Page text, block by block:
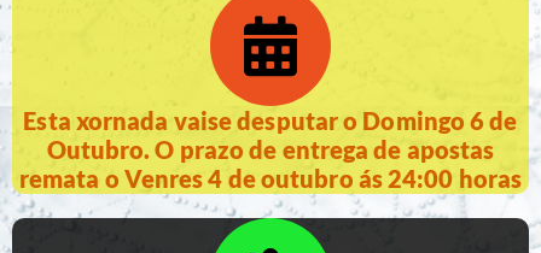
Esta xornada vaise desputar o Domingo 6 de
Outubro. O prazo de entrega de apostas
remata o Venres 4 de outubro ás 24:00 horas